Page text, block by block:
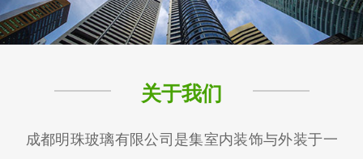
关于我们
成都明珠玻璃有限公司是集室内装饰与外装于一